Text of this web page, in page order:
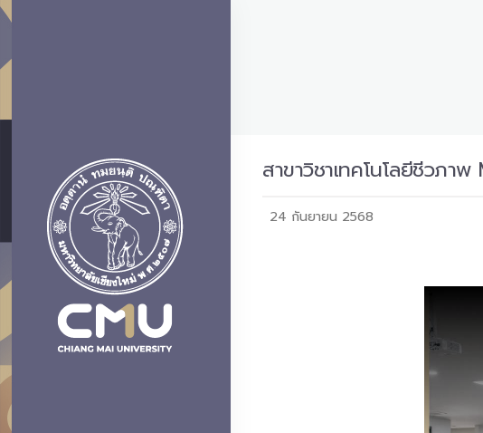
สาขาวิชาเทคโนโลยีชีวภา
24 กันยายน 2568